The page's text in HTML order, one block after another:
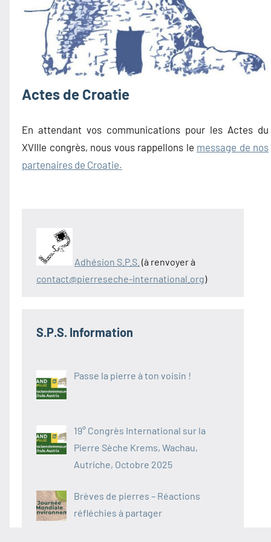
Actes de Croatie
En attendant vos communications pour les Actes du
XVIIIe congrès, nous vous rappellons le message de nos
partenaires de Croatie.
Adhésion S.P.S. (à renvoyer à
contact@pierreseche-international.org)
S.P.S. Information
Passe la pierre à ton voisin !
19° Congrès International sur la
Pierre Sèche Krems, Wachau,
Autriche, Octobre 2025
Brèves de pierres – Réactions
réfléchies à partager